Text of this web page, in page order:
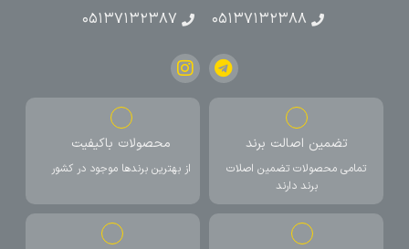
۰۵۱۳۷۱۳۲۳۸۸
۰۵۱۳۷۱۳۲۳۸۷
تضمین اصالت برند
تمامی محصولات تضمین اصلات
برند دارند
محصولات باکیفیت
از بهترین برندها موجود در کشور